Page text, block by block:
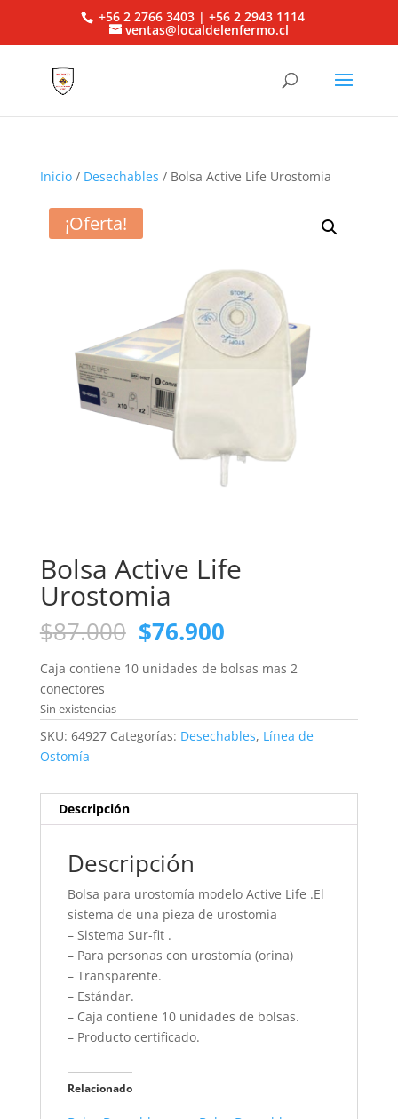
+56 2 2766 3403 | +56 2 2943 1114
ventas@localdelenfermo.cl
Inicio/ Desechables / Bolsa Active Life Urostomia
¡Oferta!
Bolsa Active Life
Urostomia
$87.000 El
precio
original
$87.000.
$76.900El
actual
$76.900.
Caja contiene 10 unidades de bolsas mas 2
conectores
Sin existencias
SKU: 64927 Categorías: Desechables, Línea de
Ostomía
Descripción
Descripción
Bolsa para urostomía modelo Active Life .El
sistema de una pieza de urostomia
– Sistema Sur-fit .
– Para personas con urostomía (orina)
– Transparente.
– Estándar.
– Caja contiene 10 unidades de bolsas.
– Producto certificado.
Relacionado